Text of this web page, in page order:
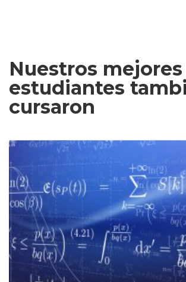
Nuestros mejores
estudiantes
cursaron